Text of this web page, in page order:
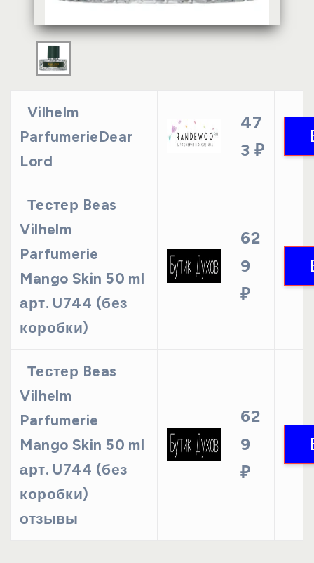
Vilhelm
ParfumerieDear
Lord
47
3 ₽
Тестер Beas
Vilhelm
Parfumerie
Mango Skin 50 ml
арт. U744 (без
коробки)
62
9
₽
Тестер Beas
Vilhelm
Parfumerie
Mango Skin 50 ml
арт. U744 (без
коробки)
отзывы
62
9
₽